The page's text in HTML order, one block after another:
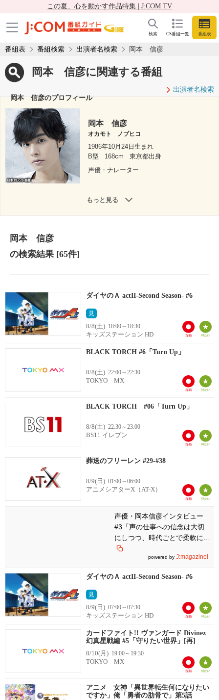
この夏、心を動かす作品特集 | J:COM TV
CS番組一覧 番組表
検索
番組表 番組検索 出演者名検索 岡本 信彦
岡本 信彦に関連する番組
出演者名検索
岡本 信彦のプロフィール
岡本 信彦
オカモト ノブヒコ
1986年10月24日生まれ
B型
168cm
東京都出身
声優・ナレーター
もっと見る
岡本 信彦
の検索結果[65件]
ダイヤのＡ actII-Second Season- #6
見
8/8(土) 18:00～18:30
キッズステーション HD
BLACK TORCH #6「Turn Up」
8/8(土) 22:00～22:30
TOKYO MX
BLACK TORCH #06「Turn Up」
8/8(土) 22:30～23:00
BS11 イレブン
葬送のフリーレン #29-#38
8/9(日) 01:00～06:00
アニメシアターX（AT-X）
声優・岡本信彦インタビュー
#3「声の仕事への信念は大切
にしつつ、時代ごとで柔軟に対
応できる人でありたい」
powered by J:magazine!
ダイヤのＡ actII-Second Season- #6
見
8/9(日) 07:00～07:30
キッズステーション HD
カードファイト!! ヴァンガード Divinez
幻真星戦編 #5「守りたい世界」[再]
8/10(月) 19:00～19:30
TOKYO MX
アニメ 女神「異世界転生何になりたい
ですか」俺「勇者の肋骨で」第5話